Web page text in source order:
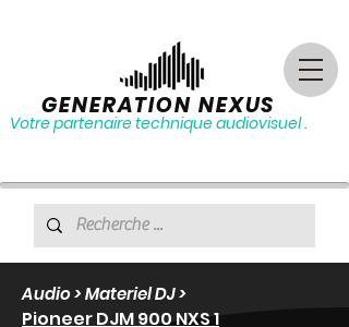
Votre partenaire technique audiovisuel .
GENERATION NEXUS
Audio > Materiel DJ >
Pioneer DJM 900 NXS 1